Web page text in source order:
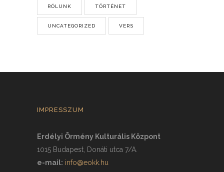
RÓLUNK TÖRTÉNET
UNCATEGORIZED VERS
IMPRESSZUM
Erdélyi Örmény Kulturális Központ
1015 Budapest, Donáti utca 7/A.
e-mail: info@eokk.hu